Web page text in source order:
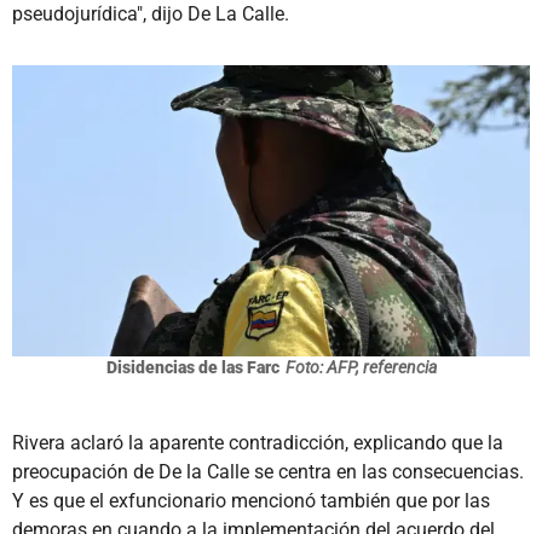
pseudojurídica", dijo De La Calle.
Disidencias de las Farc Foto: AFP, referencia
Rivera aclaró la aparente contradicción, explicando que la
preocupación de De la Calle se centra en las consecuencias.
Y es que el exfuncionario mencionó también que por las
demoras en cuando a la implementación del acuerdo del